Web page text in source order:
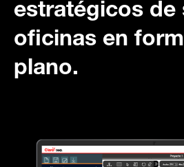
estratégicos de
oficinas en
plano.